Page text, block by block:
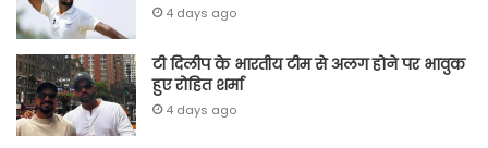
4 days ago
टी दिलीप के भारतीय टीम से अलग होने पर भावुक
हुए रोहित शर्मा
4 days ago